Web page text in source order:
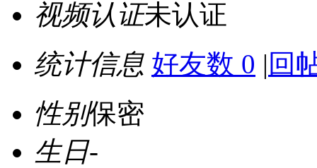
视频认证未认证
统计信息 好友数 0 | 回
性别保密
生日-